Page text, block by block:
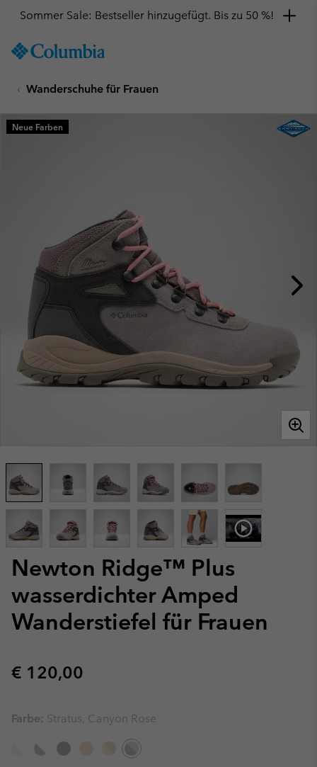
TO
SKIP
MAIN
NAV
Sommer Sale: Bestseller hinzugefügt. Bis zu 50 %!
Wanderschuhe für Frauen
Newton Ridge™ Plus
wasserdichter Amped
Wanderstiefel für Frauen
Regular price:
€ 120,00
Neue Farben
Farbe: Stratus, Canyon Rose